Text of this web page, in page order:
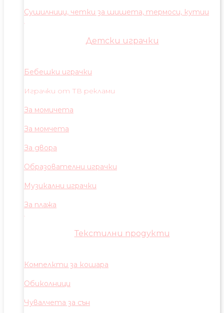
Сушилници, четки за шишета, термоси, кутии
Детски играчки
Бебешки играчки
Играчки от ТВ реклами
За момичета
За момчета
За двора
Образователни играчки
Музикални играчки
За плажа
Текстилни продукти
Компелкти за кошара
Обиколници
Чувалчета за сън